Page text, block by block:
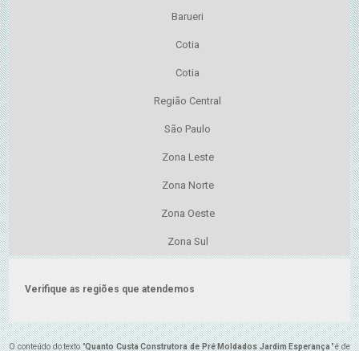
Barueri
Cotia
Cotia
Região Central
São Paulo
Zona Leste
Zona Norte
Zona Oeste
Zona Sul
Verifique as regiões que atendemos
O conteúdo do texto "Quanto Custa Construtora de Pré Moldados Jardim Esperança" é de